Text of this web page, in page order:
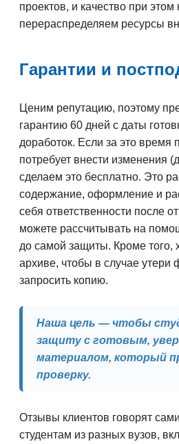
проектов, и качество при этом
перераспределяем ресурсы
Гарантии и
Ценим репутацию, поэтому
гарантию 60 дней с даты
доработок. Если за это время
потребует внести изменения
сделаем это бесплатно. Это
содержание, оформление и
себя ответственности после
можете рассчитывать на
до самой защиты. Кроме того,
архиве, чтобы в случае утери
запросить копию.
Наша цель — чтобы
защиту с готовым,
материалом, который
проверку.
Отзывы клиентов говорят
студентам из разных вузов,